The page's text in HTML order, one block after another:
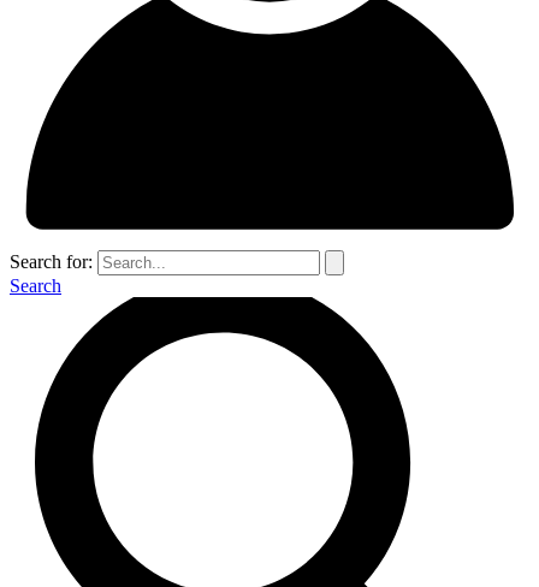
Search for:
Search